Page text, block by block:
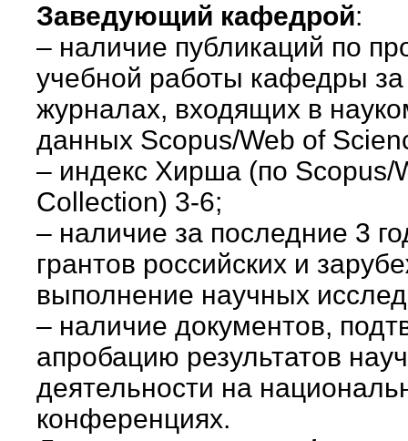
Заведующий кафедрой:
– наличие публикаций по
учебной работы кафедры за
журналах, входящих в
данных Scopus/Web of
– индекс Хирша (по Scopus/
Collection) 3-6;
– наличие за последние 3
грантов российских и
выполнение научных
– наличие документов,
апробацию результатов
деятельности на
конференциях.